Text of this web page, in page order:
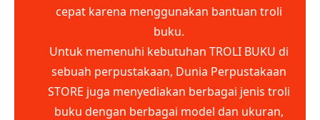
cepat karena menggunakan bantuan troli
buku.
Untuk memenuhi kebutuhan TROLI BUKU di
sebuah perpustakaan, Dunia Perpustakaan
STORE juga menyediakan berbagai jenis troli
buku dengan berbagai model dan ukuran,